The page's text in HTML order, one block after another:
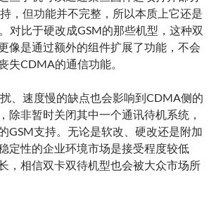
，但功能并不完整，所以本质上它还是
对比于硬改成GSM的那些机型，这种双
像是通过额外的组件扩展了功能，不会
失CDMA的通信功能。
、速度慢的缺点也会影响到CDMA侧的
除非暂时关闭其中一个通讯待机系统，
GSM支持。无论是软改、硬改还是附加
定性的企业环境市场是接受程度较低
，相信双卡双待机型也会被大众市场所